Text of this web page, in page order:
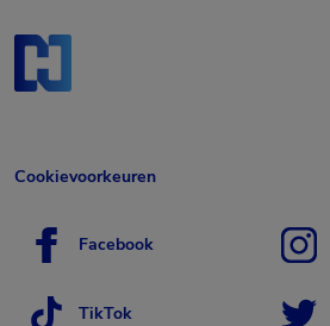
Cookievoorkeuren
Facebook
TikTok